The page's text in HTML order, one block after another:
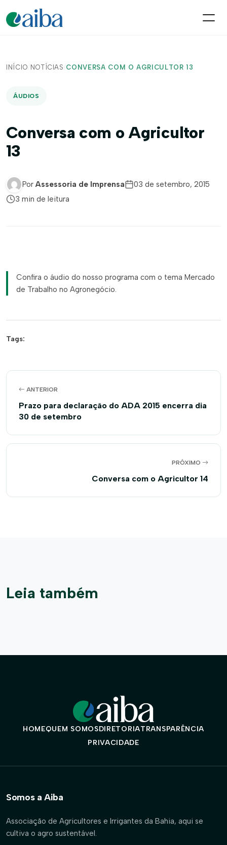
INÍCIO/ NOTÍCIAS /CONVERSA COM O AGRICULTOR 13
ÁUDIOS
Conversa com o Agricultor
13
Por Assessoria de Imprensa
03 de setembro, 2015
3 min de leitura
Confira o áudio do nosso programa com o tema Mercado
de Trabalho no Agronegócio.
Tags:
ANTERIOR
Prazo para declaração do ADA 2015 encerra dia
30 de setembro
PRÓXIMO
Conversa com o Agricultor 14
Leia também
HOMEQUEM SOMOSDIRETORIATRANSPARÊNCIA
PRIVACIDADE
Somos a Aiba
Associação de Agricultores e Irrigantes da Bahia, aqui se
cultiva o agro sustentável.